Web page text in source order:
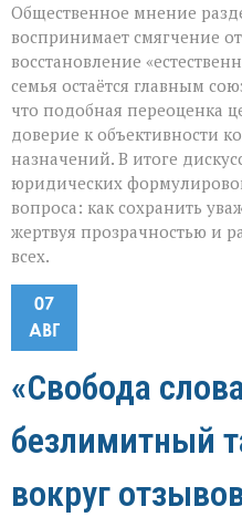
Общественное мнение
воспринимает смягчение
восстановление
семья остаётся главным
что подобная переоценка
доверие к объективности
назначений. В итоге
юридических
вопроса: как сохранить
жертвуя прозрачностью и
всех.
07
АВГ
«Свобода
безлимитный
вокруг